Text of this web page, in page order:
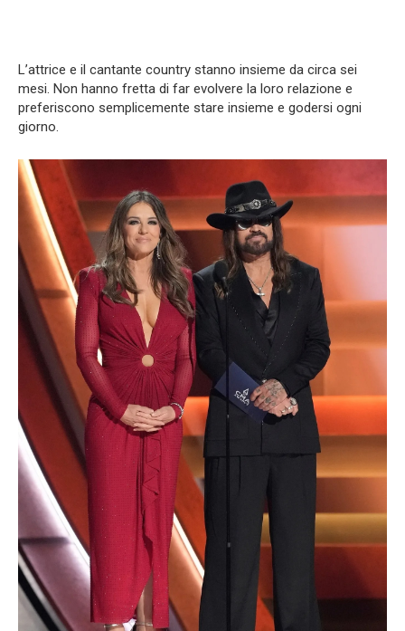
L’attrice e il cantante country stanno insieme da circa sei
mesi. Non hanno fretta di far evolvere la loro relazione e
preferiscono semplicemente stare insieme e godersi ogni
giorno.